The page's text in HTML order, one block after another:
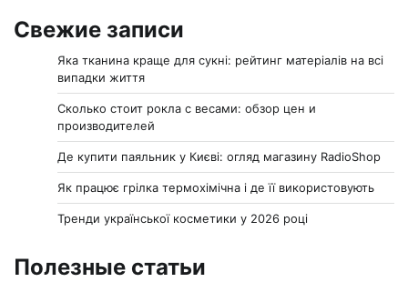
Свежие записи
Яка тканина краще для сукні: рейтинг матеріалів на всі
випадки життя
Сколько стоит рокла с весами: обзор цен и
производителей
Де купити паяльник у Києві: огляд магазину RadioShop
Як працює грілка термохімічна і де її використовують
Тренди української косметики у 2026 році
Полезные статьи